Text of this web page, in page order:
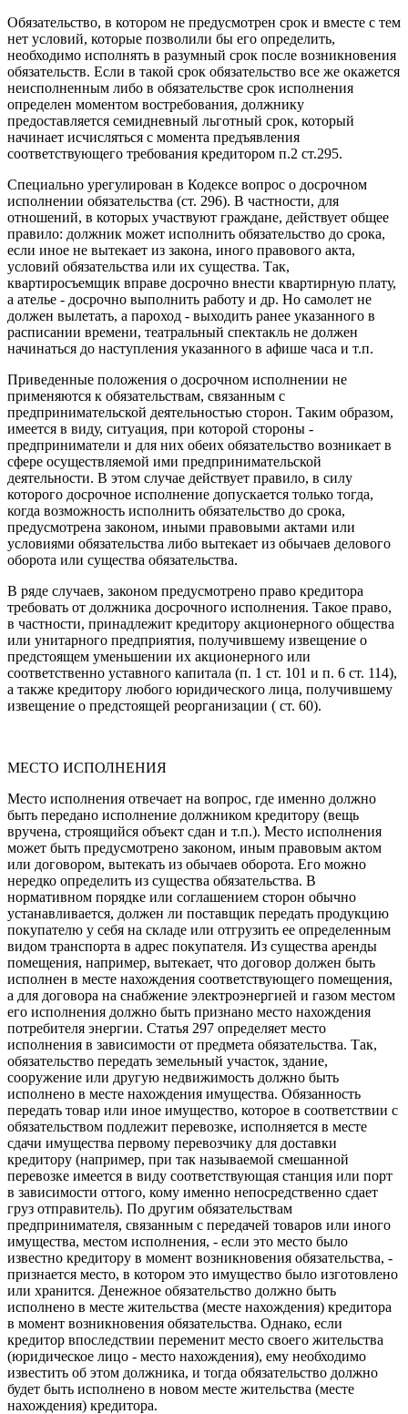
Обязательство, в котором не предусмотрен срок и вместе с тем
нет условий, которые позволили бы его определить,
необходимо исполнять в разумный срок после возникновения
обязательств. Если в такой срок обязательство все же окажется
неисполненным либо в обязательстве срок исполнения
определен моментом востребования, должнику
предоставляется семидневный льготный срок, который
начинает исчисляться с момента предъявления
соответствующего требования кредитором п.2 ст.295.
Специально урегулирован в Кодексе вопрос о досрочном
исполнении обязательства (ст. 296). В частности, для
отношений, в которых участвуют граждане, действует общее
правило: должник может исполнить обязательство до срока,
если иное не вытекает из закона, иного правового акта,
условий обязательства или их существа. Так,
квартиросъемщик вправе досрочно внести квартирную плату,
а ателье - досрочно выполнить работу и др. Но самолет не
должен вылетать, а пароход - выходить ранее указанного в
расписании времени, театральный спектакль не должен
начинаться до наступления указанного в афише часа и т.п.
Приведенные положения о досрочном исполнении не
применяются к обязательствам, связанным с
предпринимательской деятельностью сторон. Таким образом,
имеется в виду, ситуация, при которой стороны -
предприниматели и для них обеих обязательство возникает в
сфере осуществляемой ими предпринимательской
деятельности. В этом случае действует правило, в силу
которого досрочное исполнение допускается только тогда,
когда возможность исполнить обязательство до срока,
предусмотрена законом, иными правовыми актами или
условиями обязательства либо вытекает из обычаев делового
оборота или существа обязательства.
В ряде случаев, законом предусмотрено право кредитора
требовать от должника досрочного исполнения. Такое право,
в частности, принадлежит кредитору акционерного общества
или унитарного предприятия, получившему извещение о
предстоящем уменьшении их акционерного или
соответственно уставного капитала (п. 1 ст. 101 и п. 6 ст. 114),
а также кредитору любого юридического лица, получившему
извещение о предстоящей реорганизации ( ст. 60).
МЕСТО ИСПОЛНЕНИЯ
Место исполнения отвечает на вопрос, где именно должно
быть передано исполнение должником кредитору (вещь
вручена, строящийся объект сдан и т.п.). Место исполнения
может быть предусмотрено законом, иным правовым актом
или договором, вытекать из обычаев оборота. Его можно
нередко определить из существа обязательства. В
нормативном порядке или соглашением сторон обычно
устанавливается, должен ли поставщик передать продукцию
покупателю у себя на складе или отгрузить ее определенным
видом транспорта в адрес покупателя. Из существа аренды
помещения, например, вытекает, что договор должен быть
исполнен в месте нахождения соответствующего помещения,
а для договора на снабжение электроэнергией и газом местом
его исполнения должно быть признано место нахождения
потребителя энергии. Статья 297 определяет место
исполнения в зависимости от предмета обязательства. Так,
обязательство передать земельный участок, здание,
сооружение или другую недвижимость должно быть
исполнено в месте нахождения имущества. Обязанность
передать товар или иное имущество, которое в соответствии с
обязательством подлежит перевозке, исполняется в месте
сдачи имущества первому перевозчику для доставки
кредитору (например, при так называемой смешанной
перевозке имеется в виду соответствующая станция или порт
в зависимости оттого, кому именно непосредственно сдает
груз отправитель). По другим обязательствам
предпринимателя, связанным с передачей товаров или иного
имущества, местом исполнения, - если это место было
известно кредитору в момент возникновения обязательства, -
признается место, в котором это имущество было изготовлено
или хранится. Денежное обязательство должно быть
исполнено в месте жительства (месте нахождения) кредитора
в момент возникновения обязательства. Однако, если
кредитор впоследствии переменит место своего жительства
(юридическое лицо - место нахождения), ему необходимо
известить об этом должника, и тогда обязательство должно
будет быть исполнено в новом месте жительства (месте
нахождения) кредитора.